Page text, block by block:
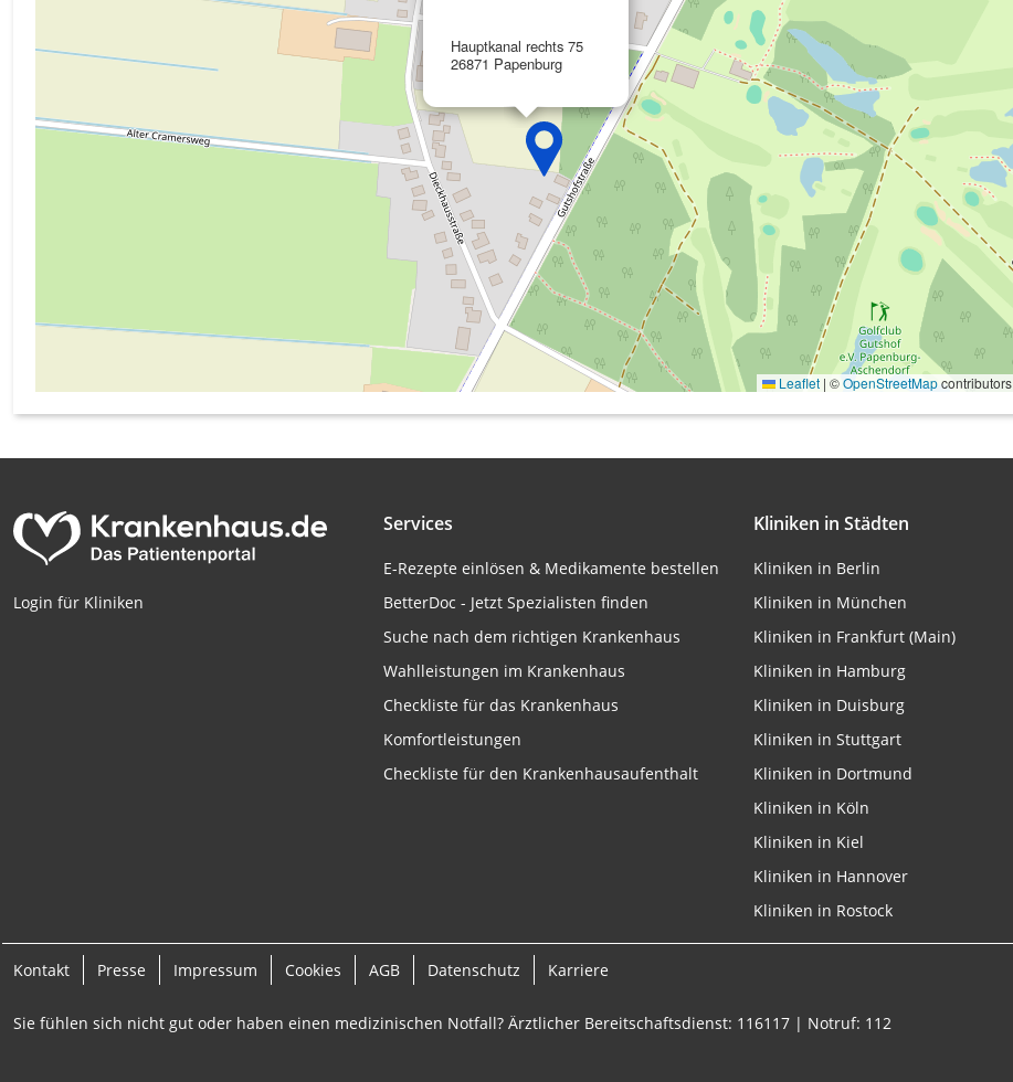
Hauptkanal rechts 75
26871 Papenburg
Leaflet | ©OpenStreetMapcontributors
Login für Kliniken
Services
E-Rezepte einlösen & Medikamente bestellen
BetterDoc - Jetzt Spezialisten finden
Suche nach dem richtigen Krankenhaus
Wahlleistungen im Krankenhaus
Checkliste für das Krankenhaus
Komfortleistungen
Checkliste für den Krankenhausaufenthalt
Kliniken in Städten
Kliniken in Berlin
Kliniken in München
Kliniken in Frankfurt (Main)
Kliniken in Hamburg
Kliniken in Duisburg
Kliniken in Stuttgart
Kliniken in Dortmund
Kliniken in Köln
Kliniken in Kiel
Kliniken in Hannover
Kliniken in Rostock
Kontakt Presse Impressum Cookies AGB Datenschutz Karriere
Sie fühlen sich nicht gut oder haben einen medizinischen Notfall? Ärztlicher Bereitschaftsdienst: 116117 | Notruf: 112
Erstellung von Profilen zur Personalisierung von Inhalten
Verwendung von Profilen zur Auswahl personalisierter Inhalte
Messung der Performance von Inhalten
Analyse von Zielgruppen durch Statistiken oder Kombinationen von Daten aus
Verwendung reduzierter Daten zur Auswahl von Inhalten
Nicht-IAB-Verarbeitungszwecke:
Performance